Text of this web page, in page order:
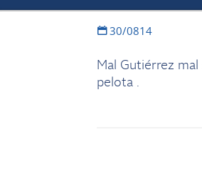
30/0814
Mal Gutiérrez
pelota .